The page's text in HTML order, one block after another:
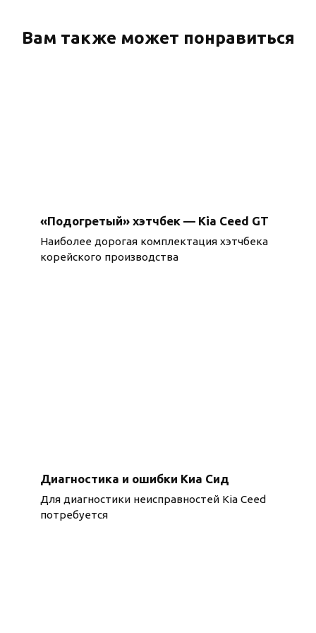
Вам также может понравиться
«Подогретый» хэтчбек — Kia Ceed GT
Наиболее дорогая комплектация хэтчбека
корейского производства
Диагностика и ошибки Киа Сид
Для диагностики неисправностей Kia Ceed
потребуется